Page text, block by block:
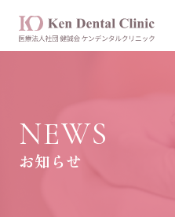
NEWS
お知らせ